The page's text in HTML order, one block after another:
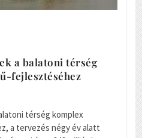
a balatoni térség
fejlesztéséhez
térség komplex
a tervezés négy év alatt